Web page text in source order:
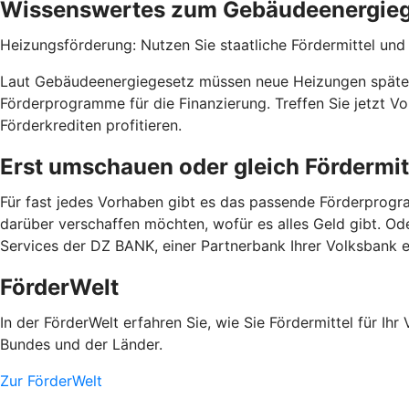
Wissenswertes zum
Heizungsförderung: Nutzen Sie staatliche Fördermittel
Laut Gebäudeenergiegesetz müssen neue Heizungen
Förderprogramme für die Finanzierung. Treffen Sie jetzt
Förderkrediten profitieren.
Erst umschauen oder gleich
Für fast jedes Vorhaben gibt es das passende
darüber verschaffen möchten, wofür es alles Geld gibt.
Services der DZ BANK, einer Partnerbank Ihrer Volksbank
FörderWelt
In der FörderWelt erfahren Sie, wie Sie Fördermittel für
Bundes und der Länder.
Zur FörderWelt